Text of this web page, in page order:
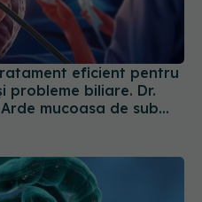
probleme biliare. Dr.
mucoasa de sub